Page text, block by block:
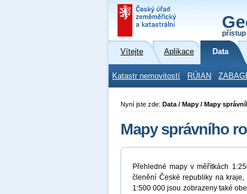
přístup
Vítejte Aplikace Data
Katastr nemovitostí RÚIAN
Nyní jste zde: Data / Mapy / Mapy
Mapy správního
Přehledné mapy v měřítkách
členění České republiky na
1:500 000 jsou zobrazeny také